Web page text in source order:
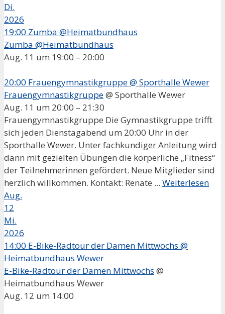
Di.
2026
19:00 Zumba @Heimatbundhaus
Zumba @Heimatbundhaus
Aug. 11 um 19:00 – 20:00
20:00 Frauengymnastikgruppe@ Sporthalle Wewer
Frauengymnastikgruppe@ Sporthalle Wewer
Aug. 11 um 20:00 – 21:30
Frauengymnastikgruppe Die Gymnastikgruppe trifft
sich jeden Dienstagabend um 20:00 Uhr in der
Sporthalle Wewer. Unter fachkundiger Anleitung wird
dann mit gezielten Übungen die körperliche „Fitness“
der Teilnehmerinnen gefördert. Neue Mitglieder sind
herzlich willkommen. Kontakt: Renate ... Weiterlesen
Aug.
12
Mi.
2026
14:00 E-Bike-Radtour der Damen Mittwochs @
Heimatbundhaus Wewer
E-Bike-Radtour der Damen Mittwochs @
Heimatbundhaus Wewer
Aug. 12 um 14:00